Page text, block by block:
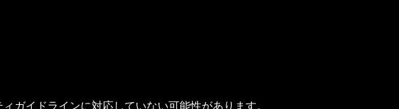
ガイドラインに対応していない可能性があります。